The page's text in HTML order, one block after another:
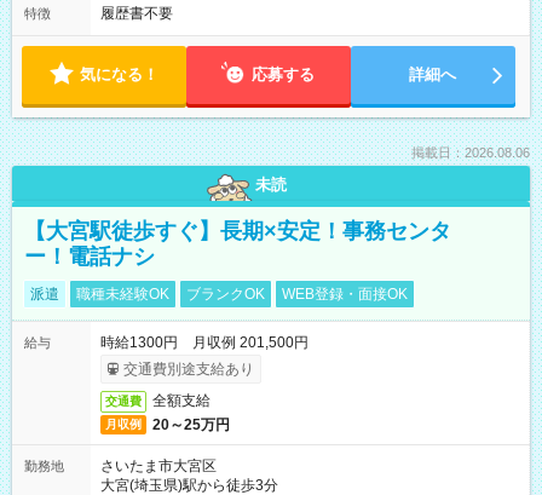
特徴 履歴書不要
気になる！ 応募する 詳細へ
掲載日：2026.08.06
未読
【大宮駅徒歩すぐ】長期×安定！事務センタ
ー！電話ナシ
派遣 職種未経験OK ブランクOK WEB登録・面接OK
給与
時給1300円 月収例 201,500円
交通費別途支給あり
交通費 全額支給
月収例 20～25万円
勤務地
さいたま市大宮区
大宮(埼玉県)駅から徒歩3分